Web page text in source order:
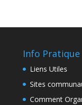
Info Pratique
Liens Utiles
Sites
Comment